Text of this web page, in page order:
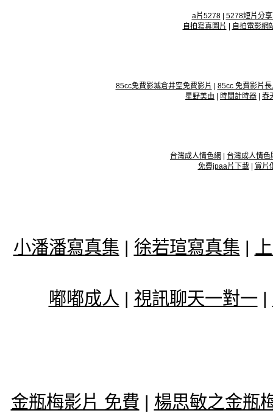
a片5278| 5278短片分
自拍寫真圖片
自拍電影網
85cc免費影城倉井空免費影片
85cc 免費影片
星野美由
時間計時器 春
台灣成人情色網
台灣成人情色
免費jpaa片下載| 賞片
小潘潘寫真集 | 徐若瑄寫真集 |
嘟嘟成人 | 視訊聊天一對一|
金瓶梅影片 免費 | 楊思敏之金瓶